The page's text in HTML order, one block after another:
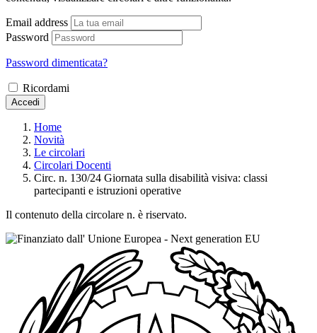
Email address
Password
Password dimenticata?
Ricordami
Accedi
Home
Novità
Le circolari
Circolari Docenti
Circ. n. 130/24 Giornata sulla disabilità visiva: classi
partecipanti e istruzioni operative
Il contenuto della circolare n. è riservato.